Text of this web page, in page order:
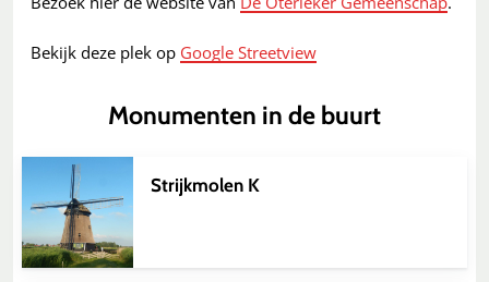
Bekijk deze plek op Google Streetview
Monumenten in de buurt
Strijkmolen K